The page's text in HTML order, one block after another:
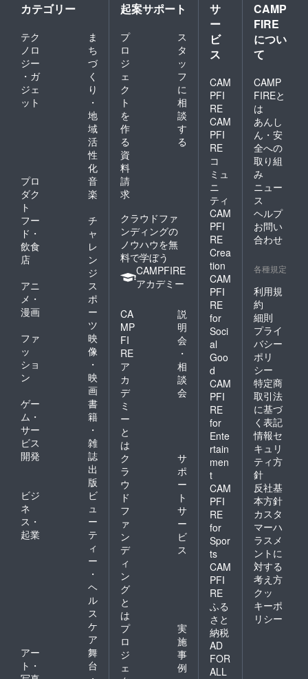
カテゴリー
テク
ノロ
ジー
・ガ
ジェ
ット
ま
ち
づ
く
り
・
地
域
活
性
化
プロ
ダク
ト
音
楽
フー
ド・
飲食
店
チ
ャ
レ
ン
ジ
アニ
メ・
漫画
ス
ポ
ー
ツ
ファ
ッ
ショ
ン
映
像
・
映
画
ゲー
ム・
サー
ビス
開発
書
籍
・
雑
誌
出
版
ビジ
ネ
ス・
起業
ビ
ュ
ー
テ
ィ
ー
・
ヘ
ル
ス
ケ
ア
アー
ト・
舞
台
起案サポート
プ
ロ
ジ
ェ
ク
ト
を
作
る
ス
タ
ッ
フ
に
相
談
す
る
資
料
請
求
クラウドファ
ンディングの
ノウハウを無
料で学ぼう
CAMPFIRE
アカデミー
CA
MP
FI
RE
ア
カ
デ
ミ
ー
と
は
説
明
会
・
相
談
会
ク
ラ
ウ
ド
フ
ァ
ン
デ
ィ
ン
グ
と
は
サ
ポ
ー
ト
サ
ー
ビ
ス
プ
ロ
ジ
ェ
実
施
事
例
サ
ー
ビ
ス
CAM
PFI
RE
CAM
PFI
RE
コ
ミュ
ニ
ティ
CAM
PFI
RE
Crea
tion
CAM
PFI
RE
for
Soci
al
Goo
d
CAM
PFI
RE
for
Ente
rtain
men
t
CAM
PFI
RE
for
Spor
ts
CAM
PFI
RE
ふる
さと
納税
AD
FOR
ALL
CAMP
FIRE
につい
て
CAMP
FIREと
は
あんし
ん・安
全への
取り組
み
ニュー
ス
ヘルプ
お問い
合わせ
各種規定
利用規
約
細則
プライ
バシー
ポリ
シー
特定商
取引法
に基づ
く表記
情報セ
キュリ
ティ方
針
反社基
本方針
カスタ
マーハ
ラスメ
ントに
対する
考え方
クッ
キーポ
リシー